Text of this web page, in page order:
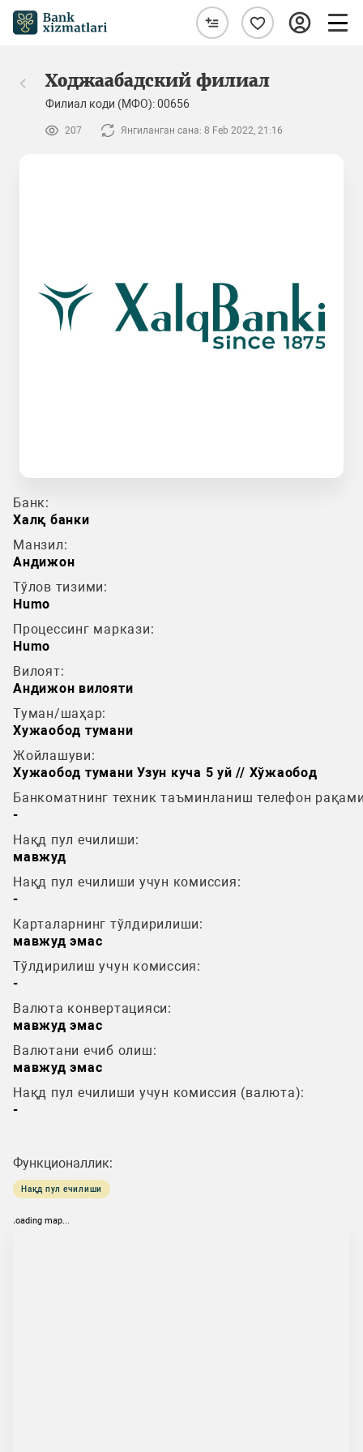
Ходжаабадский филиал
Филиал коди (МФО): 00656
207 Янгиланган сана: 8 Feb 2022, 21:16
Банк:
Халқ банки
Манзил:
Андижон
Тўлов тизими:
Humo
Процессинг маркази:
Humo
Вилоят:
Андижон вилояти
Туман/шаҳар:
Хужаобод тумани
Жойлашуви:
Хужаобод тумани Узун куча 5 уй // Хўжаобод
Банкоматнинг техник таъминланиш телефон
-
Нақд пул ечилиши:
мавжуд
Нақд пул ечилиши учун комиссия:
-
Карталарнинг тўлдирилиши:
мавжуд эмас
Тўлдирилиш учун комиссия:
-
Валюта конвертацияси:
мавжуд эмас
Валютани ечиб олиш:
мавжуд эмас
Нақд пул ечилиши учун комиссия (валюта):
-
Функционаллик:
Нақд пул ечилиши
loading map...